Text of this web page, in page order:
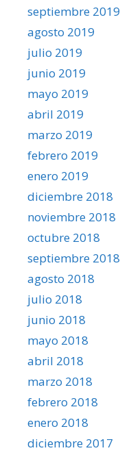
septiembre 2019
agosto 2019
julio 2019
junio 2019
mayo 2019
abril 2019
marzo 2019
febrero 2019
enero 2019
diciembre 2018
noviembre 2018
octubre 2018
septiembre 2018
agosto 2018
julio 2018
junio 2018
mayo 2018
abril 2018
marzo 2018
febrero 2018
enero 2018
diciembre 2017